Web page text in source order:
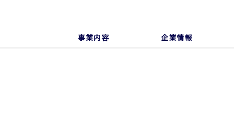
事業内容 企業情報